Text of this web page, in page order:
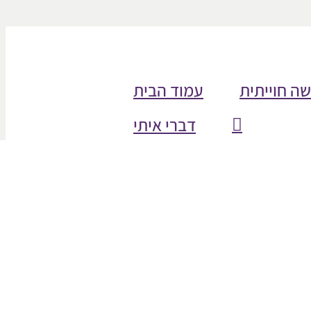
עמוד הבית חוייתית
דברי איתי